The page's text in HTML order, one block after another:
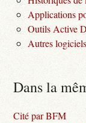
Applications
Outils Active
Autres logiciels
Dans la
Cité par BFM